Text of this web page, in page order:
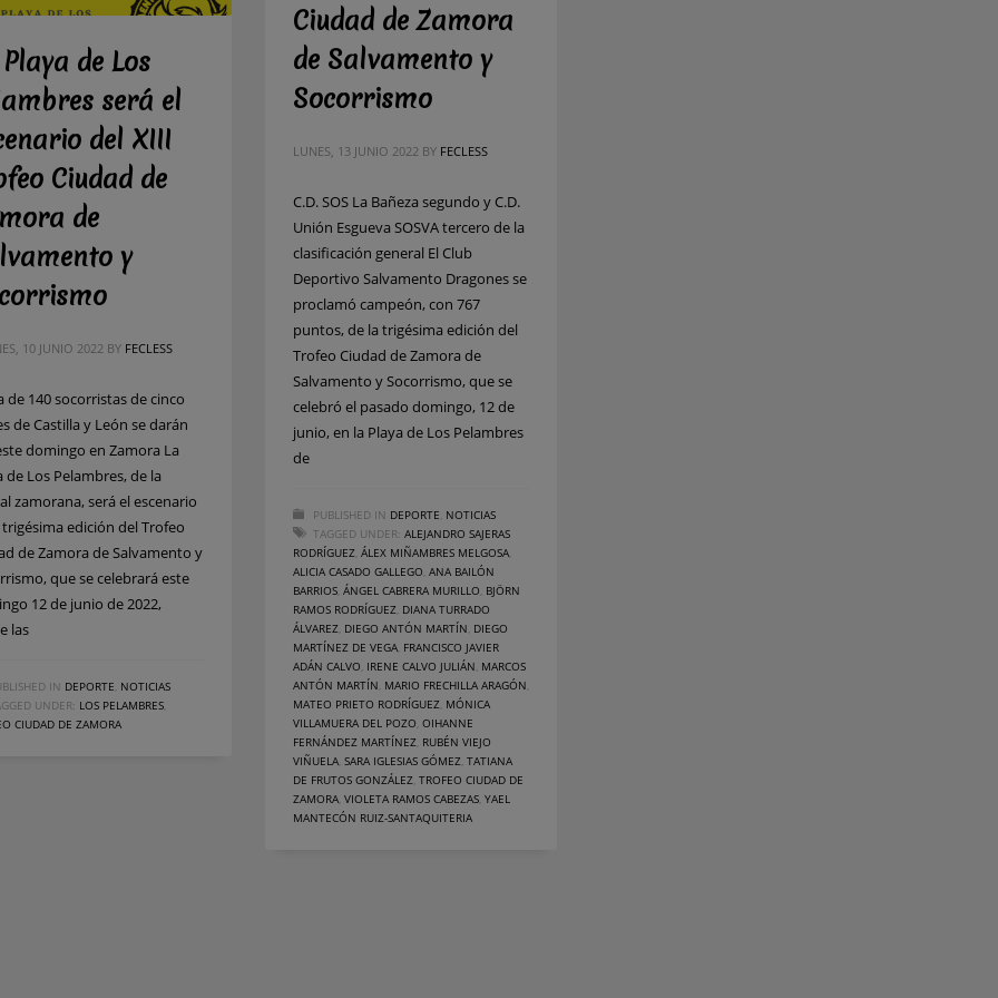
Ciudad de Zamora
de Salvamento y
Socorrismo
LUNES, 13 JUNIO 2022 BY FECLESS
C.D. SOS La Bañeza segundo y C.D.
Unión Esgueva SOSVA tercero de la
clasificación general El Club
Deportivo Salvamento Dragones se
proclamó campeón, con 767
puntos, de la trigésima edición del
Trofeo Ciudad de Zamora de
Salvamento y Socorrismo, que se
celebró el pasado domingo, 12 de
junio, en la Playa de Los Pelambres
de
PUBLISHED IN DEPORTE, NOTICIAS
TAGGED UNDER: ALEJANDRO SAJERAS
RODRÍGUEZ, ÁLEX MIÑAMBRES MELGOSA,
ALICIA CASADO GALLEGO, ANA BAILÓN
BARRIOS, ÁNGEL CABRERA MURILLO, BJÖRN
RAMOS RODRÍGUEZ, DIANA TURRADO
ÁLVAREZ, DIEGO ANTÓN MARTÍN, DIEGO
MARTÍNEZ DE VEGA, FRANCISCO JAVIER
ADÁN CALVO, IRENE CALVO JULIÁN, MARCOS
ANTÓN MARTÍN, MARIO FRECHILLA ARAGÓN,
MATEO PRIETO RODRÍGUEZ, MÓNICA
VILLAMUERA DEL POZO, OIHANNE
FERNÁNDEZ MARTÍNEZ, RUBÉN VIEJO
VIÑUELA, SARA IGLESIAS GÓMEZ, TATIANA
DE FRUTOS GONZÁLEZ, TROFEO CIUDAD DE
ZAMORA, VIOLETA RAMOS CABEZAS, YAEL
MANTECÓN RUIZ-SANTAQUITERIA
de Los
será el
del XIII
Ciudad de
de
y
10 JUNIO 2022 BY FECLESS
de 140 socorristas de cinco
de Castilla y León se darán
domingo en Zamora La
de Los Pelambres, de la
zamorana, será el escenario
edición del Trofeo
de Zamora de Salvamento y
que se celebrará este
12 de junio de 2022,
las
IN DEPORTE, NOTICIAS
UNDER: LOS PELAMBRES,
CIUDAD DE ZAMORA